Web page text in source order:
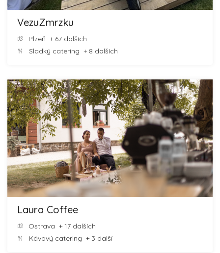
VezuZmrzku
Plzeň + 67 dalších
Sladký catering + 8 dalších
Laura Coffee
Ostrava + 17 dalších
Kávový catering + 3 další